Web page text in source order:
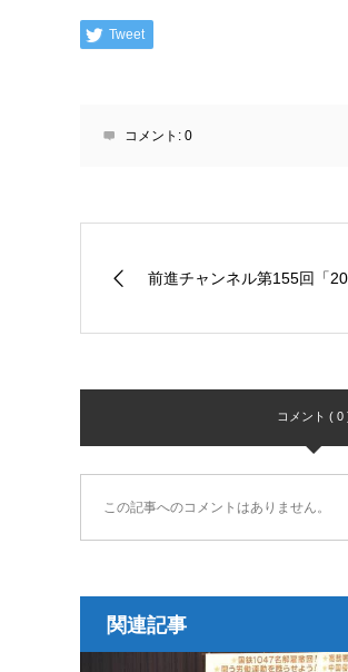
Tweet
コメント: 0
前進チャンネル第155回「
コメント ( 0
この記事へのコメントはありません。
関連記事